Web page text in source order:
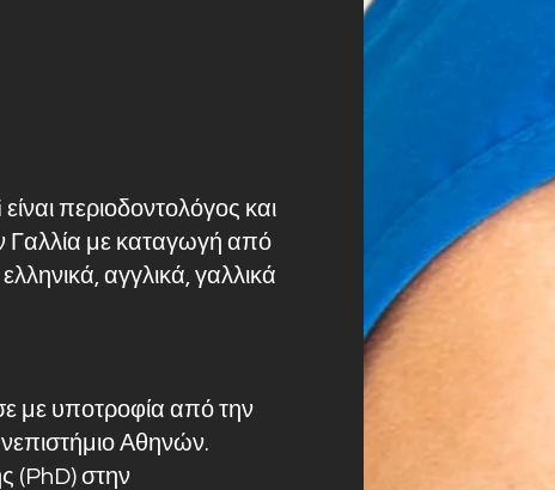
περιοδοντολόγος και
Γαλλία με καταγωγή από
αγγλικά, γαλλικά
με υποτροφία από την
Αθηνών.
(PhD) στην